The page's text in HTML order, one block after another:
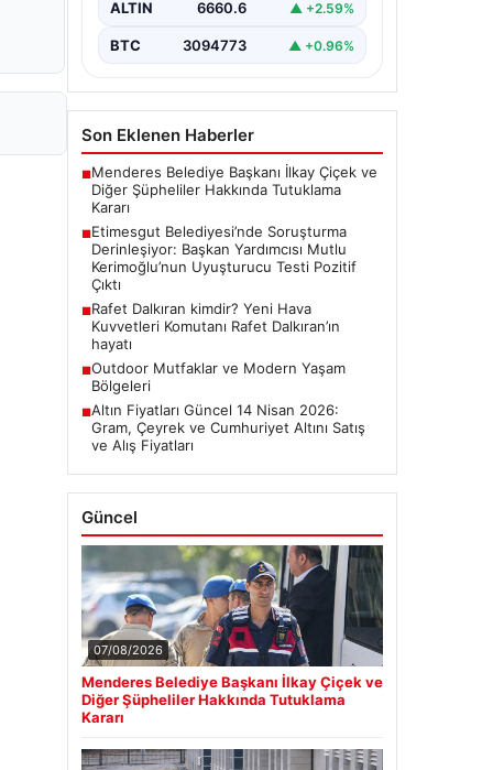
Ankara Batı Cumhuriyet Başsavcılığı
soruşturma kapsamında Etimesgut
ALTIN 6660.6 ▲ +2.59%
BTC 3094773 ▲ +0.96%
Son Eklenen Haberler
■Menderes Belediye Başkanı İlkay Çiçek ve
Diğer Şüpheliler Hakkında Tutuklama
Kararı
■Etimesgut Belediyesi’nde Soruşturma
Derinleşiyor: Başkan Yardımcısı Mutlu
Kerimoğlu’nun Uyuşturucu Testi Pozitif
Çıktı
■Rafet Dalkıran kimdir? Yeni Hava
Kuvvetleri Komutanı Rafet Dalkıran’ın
hayatı
■Outdoor Mutfaklar ve Modern Yaşam
Bölgeleri
■Altın Fiyatları Güncel 14 Nisan 2026:
Gram, Çeyrek ve Cumhuriyet Altını Satış
ve Alış Fiyatları
Güncel
07/08/2026
Menderes Belediye Başkanı İlkay Çiçek ve
Diğer Şüpheliler Hakkında Tutuklama
Kararı